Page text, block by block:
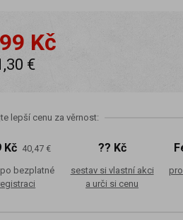
Kč
€
lepší cenu za věrnost:
Kč 40,47 €
bezplatné
?? Kč
sestav si vlastní akci
a urči si cenu